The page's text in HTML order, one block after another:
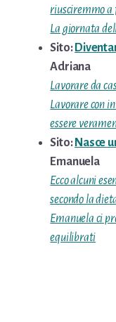
riusciremmo
La giornata
Sito:
Adriana
Lavorare da
Lavorare con
essere
Sito: Nasce
Emanuela
Ecco alcuni
secondo la
Emanuela ci
equilibrati